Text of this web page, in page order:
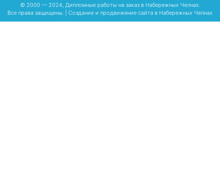
© 2000 — 2024, Дипломные работы на заказ в Набережных Челнах.
Все права защищены. | Создание и продвижение сайта в Набережных Челнах